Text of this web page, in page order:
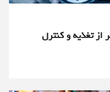
تغذیه و کنترل